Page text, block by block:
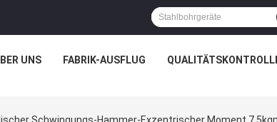
UNS FABRIK-AUSFLUG